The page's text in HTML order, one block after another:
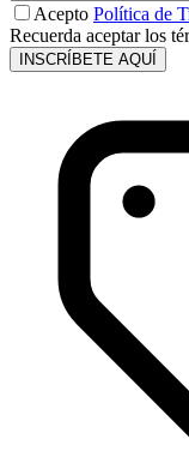
Acepto Política de
Recuerda aceptar los
INSCRÍBETE AQUÍ